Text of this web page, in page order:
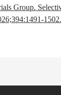
Group.